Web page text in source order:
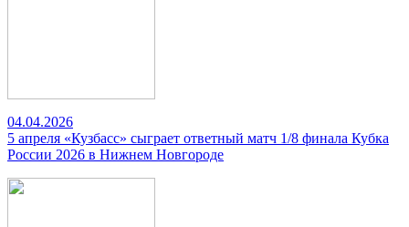
04.04.2026
5 апреля «Кузбасс» сыграет ответный матч 1/8 финала Кубка
России 2026 в Нижнем Новгороде